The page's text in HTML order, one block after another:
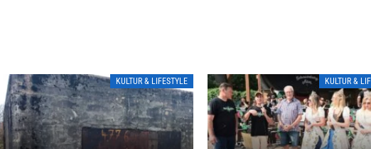
KULTUR & LIFESTYLE KULTUR &